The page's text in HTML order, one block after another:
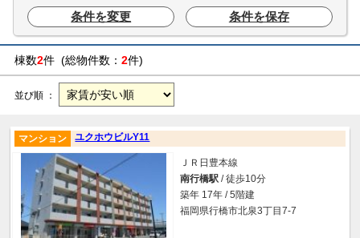
条件を変更
条件を保存
棟数2件 (総物件数： 2件)
並び順 ：
ユクホウビルY11
マンション
ＪＲ日豊本線
南行橋駅 / 徒歩10分
築年 17年 / 5階建
福岡県行橋市北泉3丁目7-7